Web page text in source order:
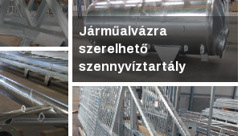
Járműalvázra
szerelhető
szennyvíztartály